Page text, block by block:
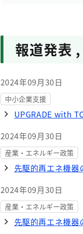
報道発表 ,
2024年09月30日
中小企業支援
UPGRADE with
2024年09月30日
産業・エネルギー政策
先駆的再エネ機
2024年09月30日
産業・エネルギー政策
先駆的再エネ機器